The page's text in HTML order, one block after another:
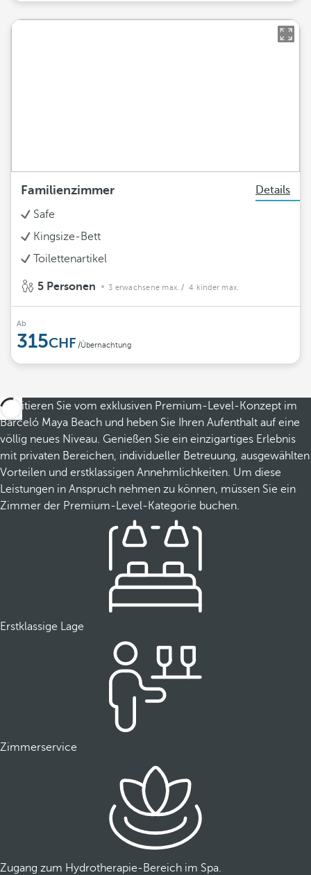
Familienzimmer
Details
Safe
Kingsize-Bett
Toilettenartikel
5 Personen 3 erwachsene max. / 4 kinder max.
Ab
315 /Übernachtung
Profitieren Sie vom exklusiven Premium-Level-Konzept im
Barceló Maya Beach und heben Sie Ihren Aufenthalt auf eine
völlig neues Niveau. Genießen Sie ein einzigartiges Erlebnis
mit privaten Bereichen, individueller Betreuung, ausgewählten
Vorteilen und erstklassigen Annehmlichkeiten. Um diese
Leistungen in Anspruch nehmen zu können, müssen Sie ein
Zimmer der Premium-Level-Kategorie buchen.
Erstklassige Lage
Zimmerservice
Zugang zum Hydrotherapie-Bereich im Spa.